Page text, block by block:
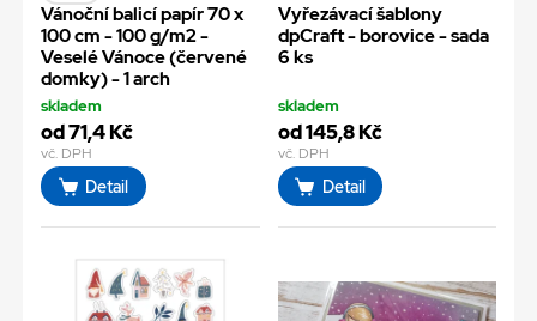
Vánoční balicí papír 70 x
100 cm - 100 g/m2 -
Veselé Vánoce (červené
domky) - 1 arch
skladem
od 71,4 Kč
vč. DPH
Detail
Vyřezávací šablony
dpCraft - borovice - sada
6 ks
skladem
od 145,8 Kč
vč. DPH
Detail